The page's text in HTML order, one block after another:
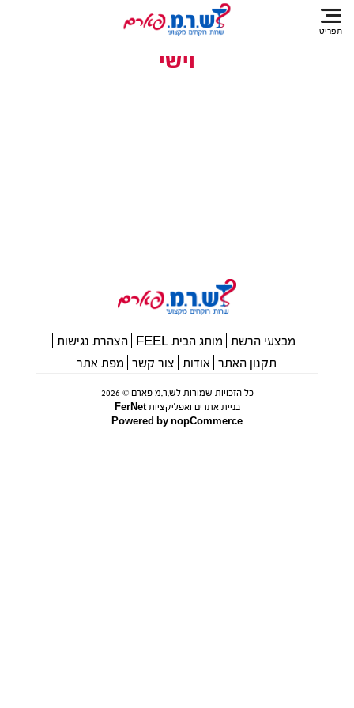
תפריט
וישי
מבצעי הרשת מותג הבית FEEL
הצהרת נגישות
תקנון האתר אודות צור קשר מפת אתר
כל הזכויות שמורות לש.ר.מ פארם © 2026
בניית אתרים ואפליקציות FerNet
Powered by nopCommerce